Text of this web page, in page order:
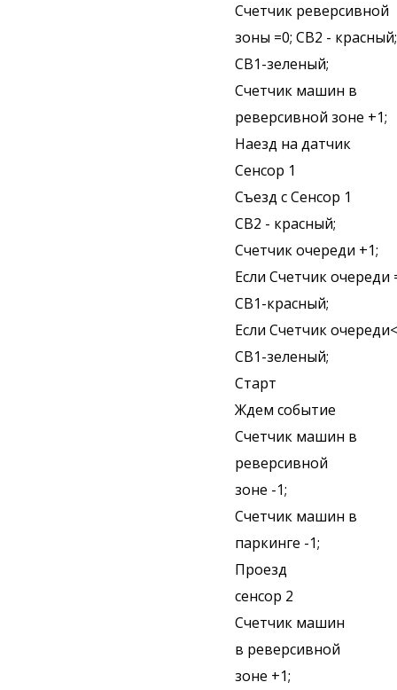
Счетчик реверсивной
зоны =0; СВ2 - красный;
СВ1-зеленый;
Счетчик машин в
реверсивной зоне +1;
Наезд на датчик
Сенсор 1
Съезд с Сенсор 1
СВ2 - красный;
Счетчик очереди +1;
Если Счетчик очереди
СВ1-красный;
Если Счетчик
СВ1-зеленый;
Старт
Ждем событие
Счетчик машин в
реверсивной
зоне -1;
Счетчик машин в
паркинге -1;
Проезд
сенсор 2
Счетчик машин
в реверсивной
зоне +1;